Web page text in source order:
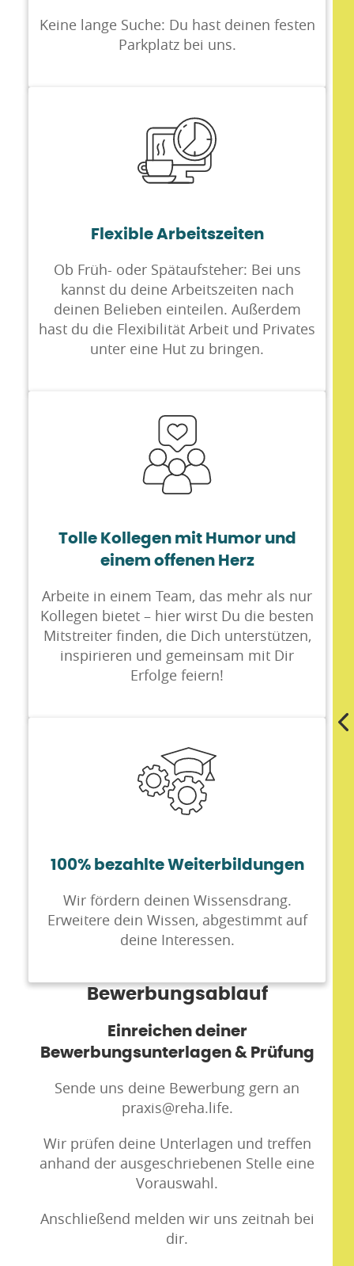
Keine lange Suche: Du hast deinen festen
Parkplatz bei uns.
Flexible Arbeitszeiten
Ob Früh- oder Spätaufsteher: Bei uns
kannst du deine Arbeitszeiten nach
deinen Belieben einteilen. Außerdem
hast du die Flexibilität Arbeit und Privates
unter eine Hut zu bringen.
Tolle Kollegen mit Humor und
einem offenen Herz
Arbeite in einem Team, das mehr als nur
Kollegen bietet – hier wirst Du die besten
Mitstreiter finden, die Dich unterstützen,
inspirieren und gemeinsam mit Dir
Erfolge feiern!
100% bezahlte Weiterbildungen
Wir fördern deinen Wissensdrang.
Erweitere dein Wissen, abgestimmt auf
deine Interessen.
Bewerbungsablauf
Einreichen deiner
Bewerbungsunterlagen & Prüfung
Sende uns deine Bewerbung gern an
praxis@reha.life.
Wir prüfen deine Unterlagen und treffen
anhand der ausgeschriebenen Stelle eine
Vorauswahl.
Anschließend melden wir uns zeitnah bei
dir.